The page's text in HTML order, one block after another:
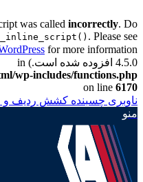
was called incorrectly. Do
. Please see
4.5.0 افزوده شده است.) in
wp-includes/functions.php
on line 6170
ناوبری چسبنده کشش ردیف و
منو